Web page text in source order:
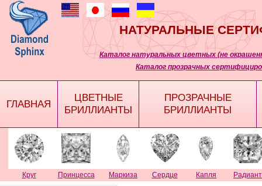
НАТУРАЛЬНЫЕ
Каталог натуральных цветных (не
Каталог прозрачных
ГЛАВНАЯ
ЦВЕТНЫЕ
БРИЛЛИАНТЫ
ПРОЗРАЧНЫЕ
БРИЛЛИАНТЫ
Круг Принцесса Маркиза Сердце Капля Радиант